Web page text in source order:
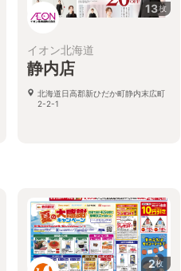
13枚
イオン北海道
静内店
北海道日高郡新ひだか町静内末広町
2-2-1
2枚